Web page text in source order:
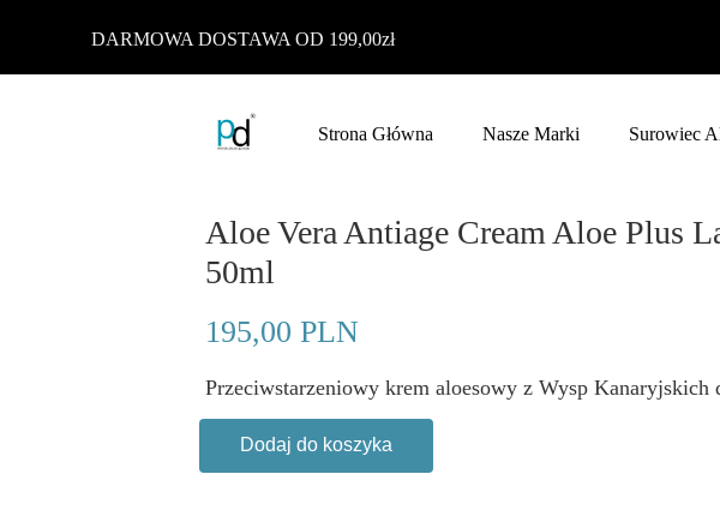
DARMOWA DOSTAWA OD 199,00zł
Strona Główna Nasze Marki Surowiec
Dodaj do koszyka
Przeciwstarzeniowy krem aloesowy z Wysp Kanaryjskich
195,00 PLN
Aloe Vera Antiage Cream Aloe Plus
50ml